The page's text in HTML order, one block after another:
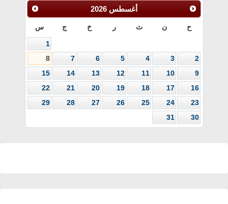
أغسطس 2026
ح ن ث ر خ ج س
1
2
3
4
5
6
7
8
9
10
11
12
13
14
15
16
17
18
19
20
21
22
23
24
25
26
27
28
29
30
31